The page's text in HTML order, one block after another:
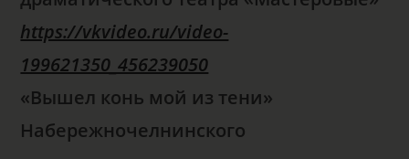
https://vkvideo.ru/video-
199621350_456239050
«Вышел конь мой из тени»
Набережночелнинского